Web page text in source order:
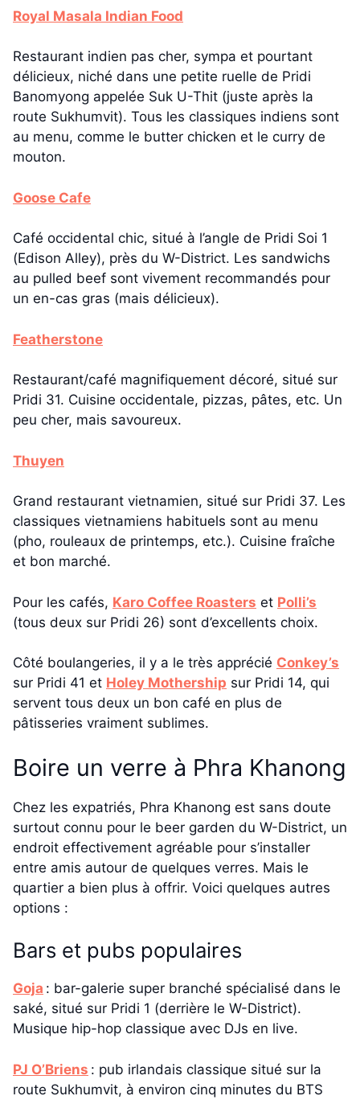
Royal Masala Indian Food
Restaurant indien pas cher, sympa et pourtant
délicieux, niché dans une petite ruelle de Pridi
Banomyong appelée Suk U-Thit (juste après la
route Sukhumvit). Tous les classiques indiens sont
au menu, comme le butter chicken et le curry de
mouton.
Goose Cafe
Café occidental chic, situé à l’angle de Pridi Soi 1
(Edison Alley), près du W-District. Les sandwichs
au pulled beef sont vivement recommandés pour
un en-cas gras (mais délicieux).
Featherstone
Restaurant/café magnifiquement décoré, situé sur
Pridi 31. Cuisine occidentale, pizzas, pâtes, etc. Un
peu cher, mais savoureux.
Thuyen
Grand restaurant vietnamien, situé sur Pridi 37. Les
classiques vietnamiens habituels sont au menu
(pho, rouleaux de printemps, etc.). Cuisine fraîche
et bon marché.
Pour les cafés, Karo Coffee Roasters et Polli’s
(tous deux sur Pridi 26) sont d’excellents choix.
Côté boulangeries, il y a le très apprécié Conkey’s
sur Pridi 41 et Holey Mothership sur Pridi 14, qui
servent tous deux un bon café en plus de
pâtisseries vraiment sublimes.
Boire un verre à Phra Khanong
Chez les expatriés, Phra Khanong est sans doute
surtout connu pour le beer garden du W-District, un
endroit effectivement agréable pour s’installer
entre amis autour de quelques verres. Mais le
quartier a bien plus à offrir. Voici quelques autres
options :
Bars et pubs populaires
Goja : bar-galerie super branché spécialisé dans le
saké, situé sur Pridi 1 (derrière le W-District).
Musique hip-hop classique avec DJs en live.
PJ O’Briens : pub irlandais classique situé sur la
route Sukhumvit, à environ cinq minutes du BTS